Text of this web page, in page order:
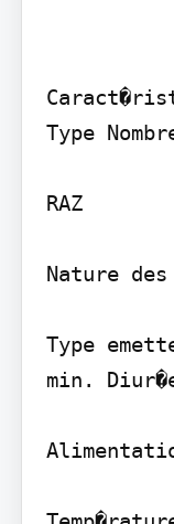
Type
RAZ
Nature
Type
min.